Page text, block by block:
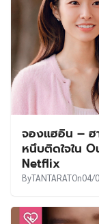
จองแฮอิน – ฮ
หนึบติดใจใน
Netflix
ByTANTARATOn04/